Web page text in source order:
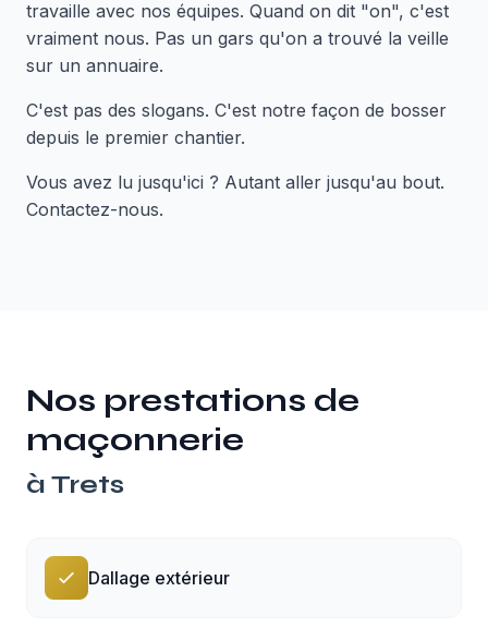
travaille avec nos équipes. Quand on dit "on", c'est
vraiment nous. Pas un gars qu'on a trouvé la veille
sur un annuaire.
C'est pas des slogans. C'est notre façon de bosser
depuis le premier chantier.
Vous avez lu jusqu'ici ? Autant aller jusqu'au bout.
Contactez-nous.
Nos prestations de
maçonnerie
à Trets
Dallage extérieur